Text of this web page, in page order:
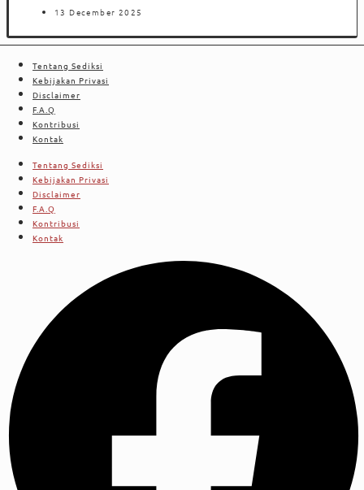
13 December 2025
Tentang Sediksi
Kebijakan Privasi
Disclaimer
F.A.Q
Kontribusi
Kontak
Tentang Sediksi
Kebijakan Privasi
Disclaimer
F.A.Q
Kontribusi
Kontak